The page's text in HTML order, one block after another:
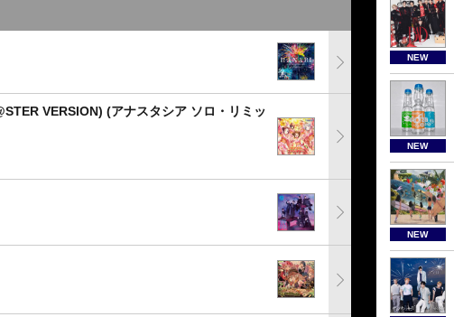
VERSION) (アナスタシア ソロ・リミッ
NEW
NEW
NEW